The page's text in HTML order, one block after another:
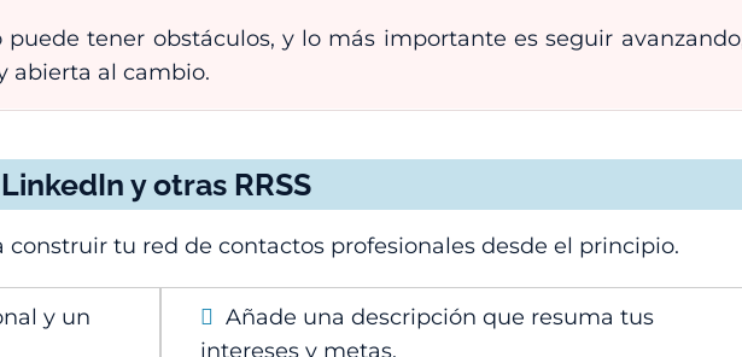
tener obstáculos, y lo más importante es seguir
abierta al cambio.
y otras RRSS
tu red de contactos profesionales desde el principio.
y un
Añade una descripción que resuma tus
intereses y metas.